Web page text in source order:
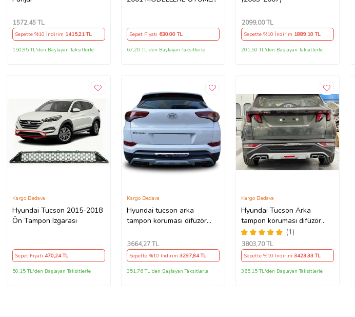
1572,45 TL
Sepette %10 İndirim 1415,21 TL
150,95 TL'den Başlayan Taksitlerle
Sepet Fiyatı 630,00 TL
67,20 TL'den Başlayan Taksitlerle
2099,00 TL
Sepette %10 İndirim 1889,10 TL
201,50 TL'den Başlayan Taksitlerle
Hyundai Tucson 2015-2018
Ön Tampon Izgarası
Kargo Bedava
Sepet Fiyatı 470,24 TL
50,15 TL'den Başlayan Taksitlerle
Hyundai tucson arka
tampon koruması difüzör
Kargo Bedava
3664,27 TL
Sepette %10 İndirim 3297,84 TL
351,76 TL'den Başlayan Taksitlerle
Hyundai Tucson Arka
tampon koruması difüzör
2021+
(1)
Kargo Bedava
3803,70 TL
Sepette %10 İndirim 3423,33 TL
365,15 TL'den Başlayan Taksitlerle